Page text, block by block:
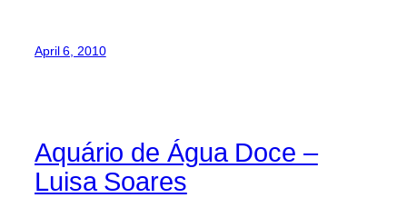
April 6, 2010
Aquário de Água Doce –
Luisa Soares